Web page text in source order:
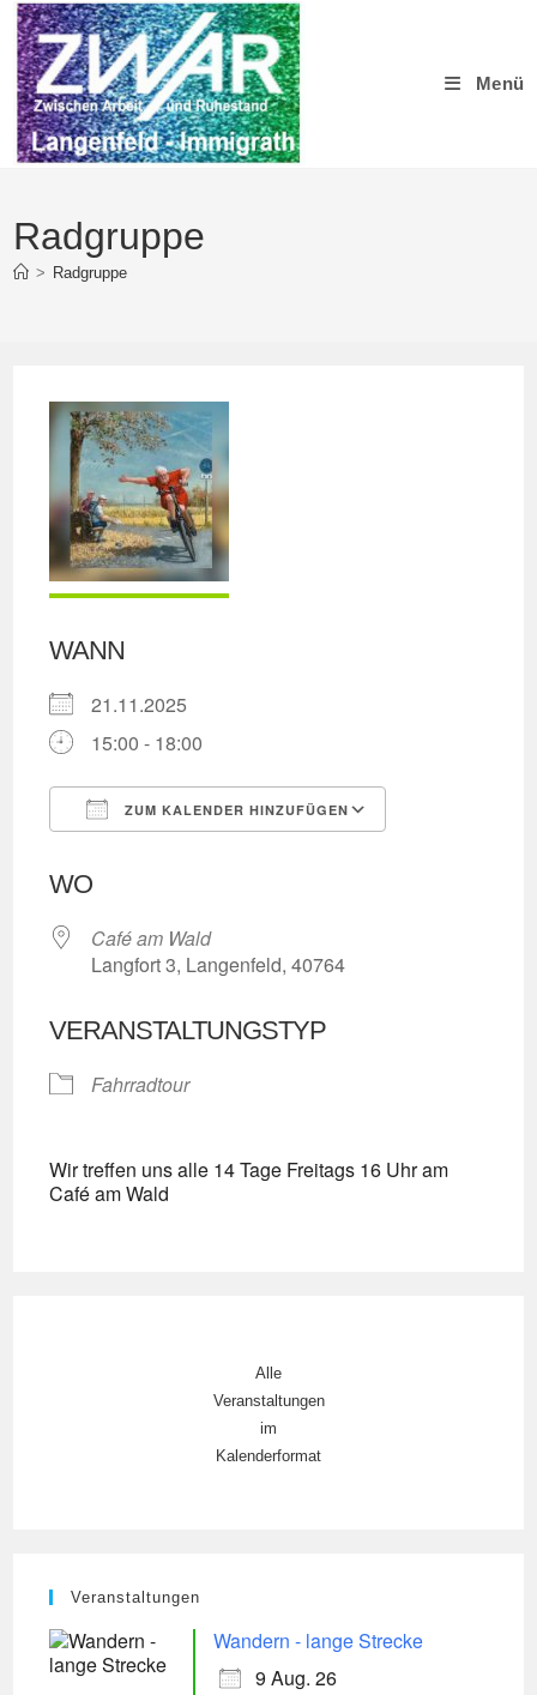
Zum
Inhalt
springen
Menü
Radgruppe
> Radgruppe
WANN
21.11.2025
15:00 - 18:00
ZUM KALENDER HINZUFÜGEN
WO
Café am Wald
Langfort 3, Langenfeld, 40764
VERANSTALTUNGSTYP
Fahrradtour
Wir treffen uns alle 14 Tage Freitags 16 Uhr am
Café am Wald
Alle
Veranstaltungen
im
Kalenderformat
Veranstaltungen
Wandern - lange Strecke
9 Aug. 26